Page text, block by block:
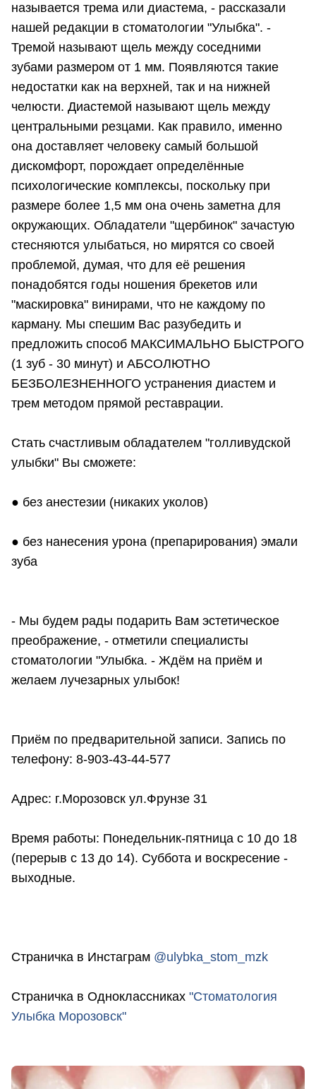
называется трема или диастема, - рассказали
нашей редакции в стоматологии "Улыбка". -
Тремой называют щель между соседними
зубами размером от 1 мм. Появляются такие
недостатки как на верхней, так и на нижней
челюсти. Диастемой называют щель между
центральными резцами. Как правило, именно
она доставляет человеку самый большой
дискомфорт, порождает определённые
психологические комплексы, поскольку при
размере более 1,5 мм она очень заметна для
окружающих. Обладатели "щербинок" зачастую
стесняются улыбаться, но мирятся со своей
проблемой, думая, что для её решения
понадобятся годы ношения брекетов или
"маскировка" винирами, что не каждому по
карману. Мы спешим Вас разубедить и
предложить способ МАКСИМАЛЬНО БЫСТРОГО
(1 зуб - 30 минут) и АБСОЛЮТНО
БЕЗБОЛЕЗНЕННОГО устранения диастем и
трем методом прямой реставрации.
Стать счастливым обладателем "голливудской
улыбки" Вы сможете:
● без анестезии (никаких уколов)
● без нанесения урона (препарирования) эмали
зуба
- Мы будем рады подарить Вам эстетическое
преображение, - отметили специалисты
стоматологии "Улыбка. - Ждём на приём и
желаем лучезарных улыбок!
Приём по предварительной записи. Запись по
телефону: 8-903-43-44-577
Адрес: г.Морозовск ул.Фрунзе 31
Время работы: Понедельник-пятница с 10 до 18
(перерыв с 13 до 14). Суббота и воскресение -
выходные.
Страничка в Инстаграм @ulybka_stom_mzk
Страничка в Одноклассниках "Стоматология
Улыбка Морозовск"